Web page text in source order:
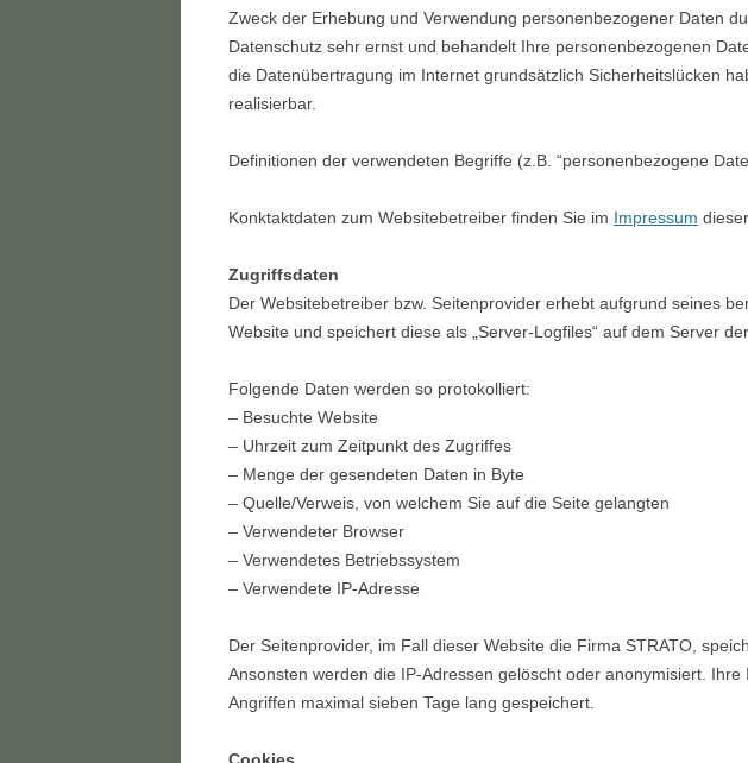
Zweck der Erhebung und Verwendung personenbezogener Daten
Datenschutz sehr ernst und behandelt Ihre personenbezogenen
die Datenübertragung im Internet grundsätzlich Sicherheitslücken
realisierbar.
Definitionen der verwendeten Begriffe (z.B. “personenbezogene
Konktaktdaten zum Websitebetreiber finden Sie im Impressum
Zugriffsdaten
Der Websitebetreiber bzw. Seitenprovider erhebt aufgrund seines
Website und speichert diese als „Server-Logfiles“ auf dem Server
Folgende Daten werden so protokolliert:
– Besuchte Website
– Uhrzeit zum Zeitpunkt des Zugriffes
– Menge der gesendeten Daten in Byte
– Quelle/Verweis, von welchem Sie auf die Seite gelangten
– Verwendeter Browser
– Verwendetes Betriebssystem
– Verwendete IP-Adresse
Der Seitenprovider, im Fall dieser Website die Firma STRATO,
Ansonsten werden die IP-Adressen gelöscht oder anonymisiert.
Angriffen maximal sieben Tage lang gespeichert.